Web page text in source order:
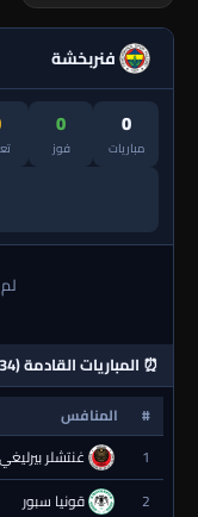
فنربخشة
0
مباريات
0
فوز
⏰ المباريات القادمة (34)
# المنافس
1
غنتشلر بيرليغي
2 قونيا سبور